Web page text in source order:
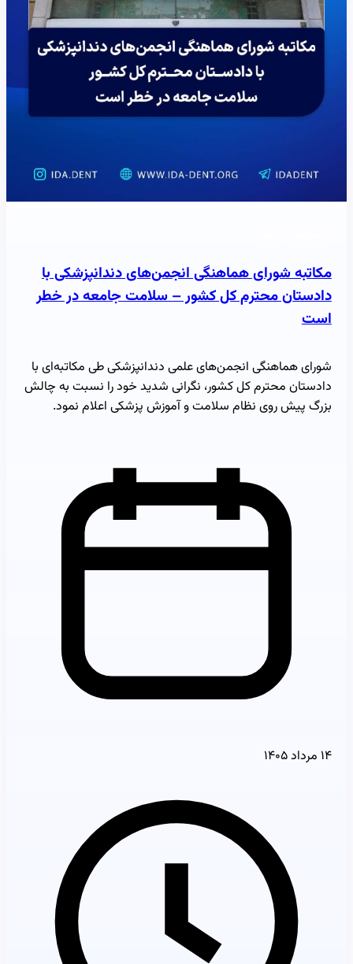
مکاتبه شورای هماهنگی انجمن‌های دندانپزشکی با
دادستان محترم کل کشور – سلامت جامعه در خطر
است
شورای هماهنگی انجمن‌های علمی دندانپزشکی طی مکاتبه‌ای با
دادستان محترم کل کشور، نگرانی شدید خود را نسبت به چالش
بزرگ پیش روی نظام سلامت و آموزش پزشکی اعلام نمود.
۱۴ مرداد ۱۴۰۵